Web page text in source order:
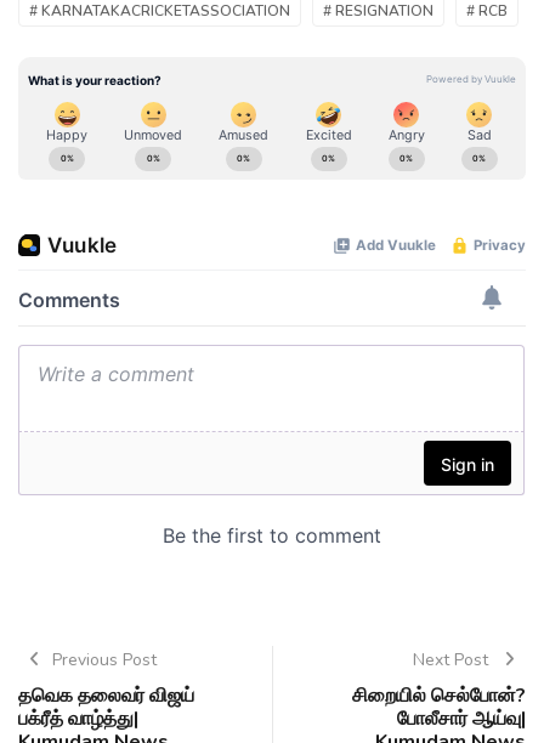
# KARNATAKACRICKETASSOCIATION
# RESIGNATION # RCB
Previous Post
தவெக தலைவர் விஜய்
பக்ரீத் வாழ்த்து|
Next Post
சிறையில் செல்போன்?
போலீசார் ஆய்வு|